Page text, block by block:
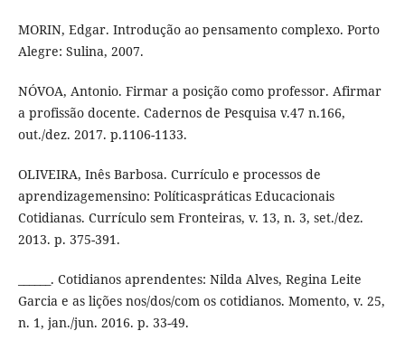
MORIN, Edgar. Introdução ao pensamento complexo. Porto
Alegre: Sulina, 2007.
NÓVOA, Antonio. Firmar a posição como professor. Afirmar
a profissão docente. Cadernos de Pesquisa v.47 n.166,
out./dez. 2017. p.1106-1133.
OLIVEIRA, Inês Barbosa. Currículo e processos de
aprendizagemensino: Políticaspráticas Educacionais
Cotidianas. Currículo sem Fronteiras, v. 13, n. 3, set./dez.
2013. p. 375-391.
______. Cotidianos aprendentes: Nilda Alves, Regina Leite
Garcia e as lições nos/dos/com os cotidianos. Momento, v. 25,
n. 1, jan./jun. 2016. p. 33-49.